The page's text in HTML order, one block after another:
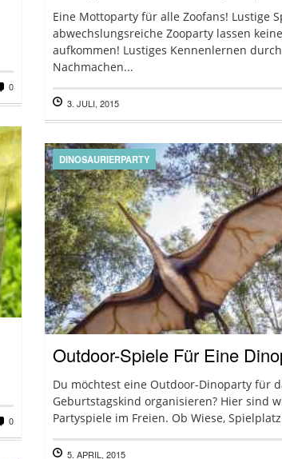
0
Eine Mottoparty für alle Zoofans! Lustige
abwechslungsreiche Zooparty lassen
aufkommen! Lustiges Kennenlernen durch
Nachmachen...
3. JULI, 2015
0
DINOSAURIERPARTY
Outdoor-Spiele Für Eine
Du möchtest eine Outdoor-Dinoparty für
Geburtstagskind organisieren? Hier sind
Partyspiele im Freien. Ob Wiese,
5. APRIL, 2015